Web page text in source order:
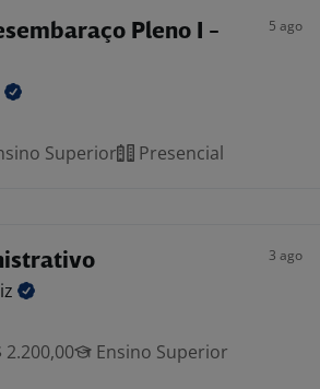
Pleno I -
5 ago
Superior Presencial
3 ago
2.200,00
Ensino Superior